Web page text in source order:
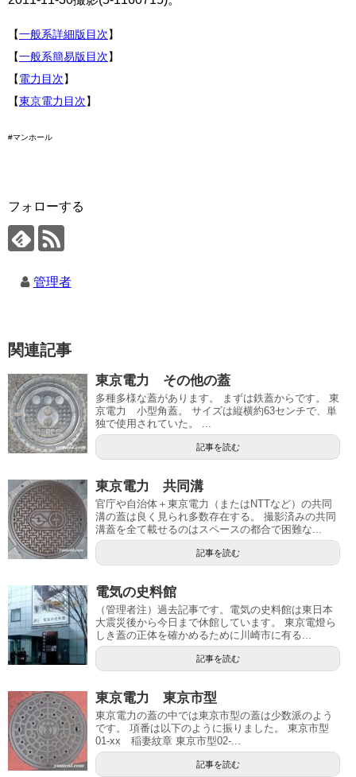
【一般系詳細版目次】
【一般系簡易版目次】
【電力目次】
【東京電力目次】
#マンホール
フォローする
管理者
関連記事
東京電力 その他の蓋
多種多様な蓋があります。 まずは鉄蓋からです。 東
京電力 小型角蓋。 サイズは縦横約63センチで、単
独で使用されていた。 ...
記事を読む
東京電力 共同溝
官庁や自治体＋東京電力（またはNTTなど）の共同
溝の蓋は良く見られ多数存在する。 撮影済みの共同
溝蓋を全て載せるのはスペースの都合で困難な...
記事を読む
電気の史料館
（管理者注）過去記事です。電気の史料館は東日本
大震災後から今日まで休館しています。 東京電燈ら
しき蓋の正体を確かめるために川崎市に有る...
記事を読む
東京電力 東京市型
東京電力の蓋の中では東京市型の蓋は少数派のよう
です。 項番は以下のように振りました。 東京市型
01-xx 稲妻紋章 東京市型02-...
記事を読む